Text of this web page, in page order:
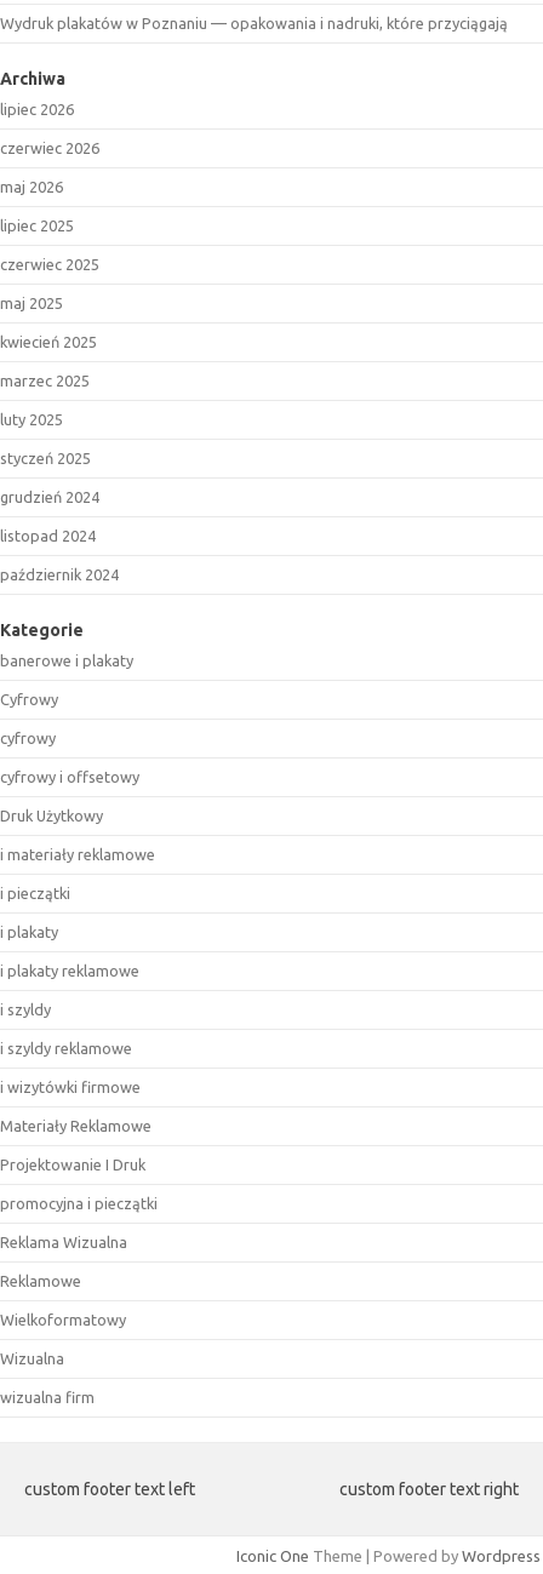
Wydruk plakatów w Poznaniu — opakowania i nadruki, które przyciągają
Archiwa
lipiec 2026
czerwiec 2026
maj 2026
lipiec 2025
czerwiec 2025
maj 2025
kwiecień 2025
marzec 2025
luty 2025
styczeń 2025
grudzień 2024
listopad 2024
październik 2024
Kategorie
banerowe i plakaty
Cyfrowy
cyfrowy
cyfrowy i offsetowy
Druk Użytkowy
i materiały reklamowe
i pieczątki
i plakaty
i plakaty reklamowe
i szyldy
i szyldy reklamowe
i wizytówki firmowe
Materiały Reklamowe
Projektowanie I Druk
promocyjna i pieczątki
Reklama Wizualna
Reklamowe
Wielkoformatowy
Wizualna
wizualna firm
custom footer text left custom footer text right
Iconic One Theme | Powered by Wordpress